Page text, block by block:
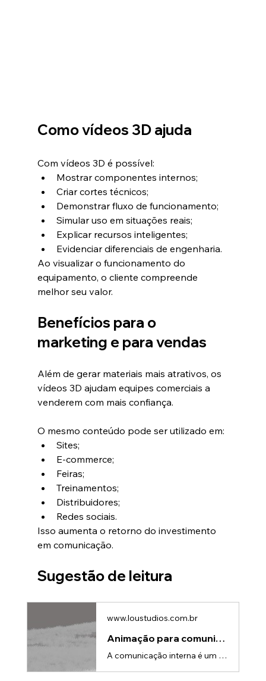
Como vídeos 3D ajuda
Com vídeos 3D é possível:
Mostrar componentes internos;
Criar cortes técnicos;
Demonstrar fluxo de funcionamento;
Simular uso em situações reais;
Explicar recursos inteligentes;
Evidenciar diferenciais de engenharia.
Ao visualizar o funcionamento do
equipamento, o cliente compreende
melhor seu valor.
Benefícios para o
marketing e para vendas
Além de gerar materiais mais atrativos, os
vídeos 3D ajudam equipes comerciais a
venderem com mais confiança.
O mesmo conteúdo pode ser utilizado em:
Sites;
E-commerce;
Feiras;
Treinamentos;
Distribuidores;
Redes sociais.
Isso aumenta o retorno do investimento
em comunicação.
Sugestão de leitura
www.loustudios.com.br
Animação para comunicação interna: Como engajar colaboradores de forma mais eficiente
A comunicação interna é um dos pilares para o sucesso de qualquer organização.Empresas investem constantemente em treinamentos, campanhas de conscientização, programas de integração e compartilhamento de informações estratégicas.No entanto, existe um desafio recorrente: fazer com que as mensagens realmente sejam absorvidas pelos colaboradores.E-mails extensos, apresentações tradicionais e documentos longos muitas vezes acabam sendo ignorados ou esquecidos rapidamente.É por isso que cada vez mais